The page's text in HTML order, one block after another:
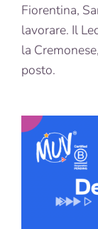
Fiorentina,
lavorare. Il
la
posto.